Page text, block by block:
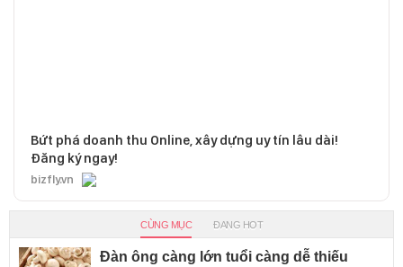
Bứt phá doanh thu Online, xây dựng uy tín lâu dài!
Đăng ký ngay!
bizfly.vn
CÙNG MỤC ĐANG HOT
Đàn ông càng lớn tuổi càng dễ thiếu